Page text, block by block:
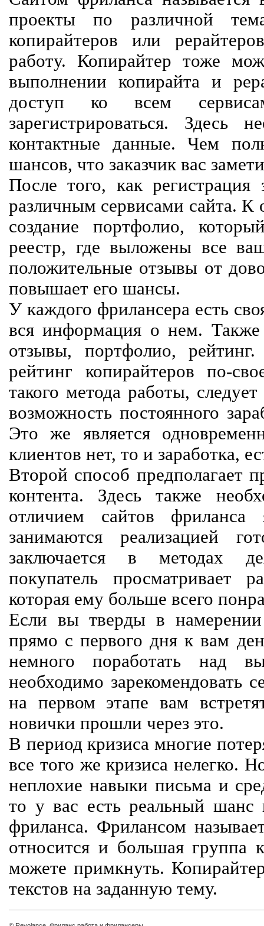
проекты по различной
копирайтеров или
работу. Копирайтер тоже
выполнении копирайта и
доступ ко всем
зарегистрироваться. Здесь
контактные данные. Чем
шансов, что заказчик вас
После того, как регистрация
различным сервисами сайта. К
создание портфолио,
реестр, где выложены все
положительные отзывы от
повышает его шансы.
У каждого фрилансера есть
вся информация о нем. Также
отзывы, портфолио,
рейтинг копирайтеров по-
такого метода работы,
возможность постоянного
Это же является
клиентов нет, то и заработка,
Второй способ предполагает
контента. Здесь также
отличием сайтов
занимаются реализацией
заключается в методах
покупатель просматривает
которая ему больше всего
Если вы тверды в
прямо с первого дня к вам
немного поработать над
необходимо зарекомендовать
на первом этапе вам
новички прошли через это.
В период кризиса многие
все того же кризиса нелегко.
неплохие навыки письма и
то у вас есть реальный шанс
фриланса. Фрилансом
относится и большая группа
можете примкнуть.
текстов на заданную тему.